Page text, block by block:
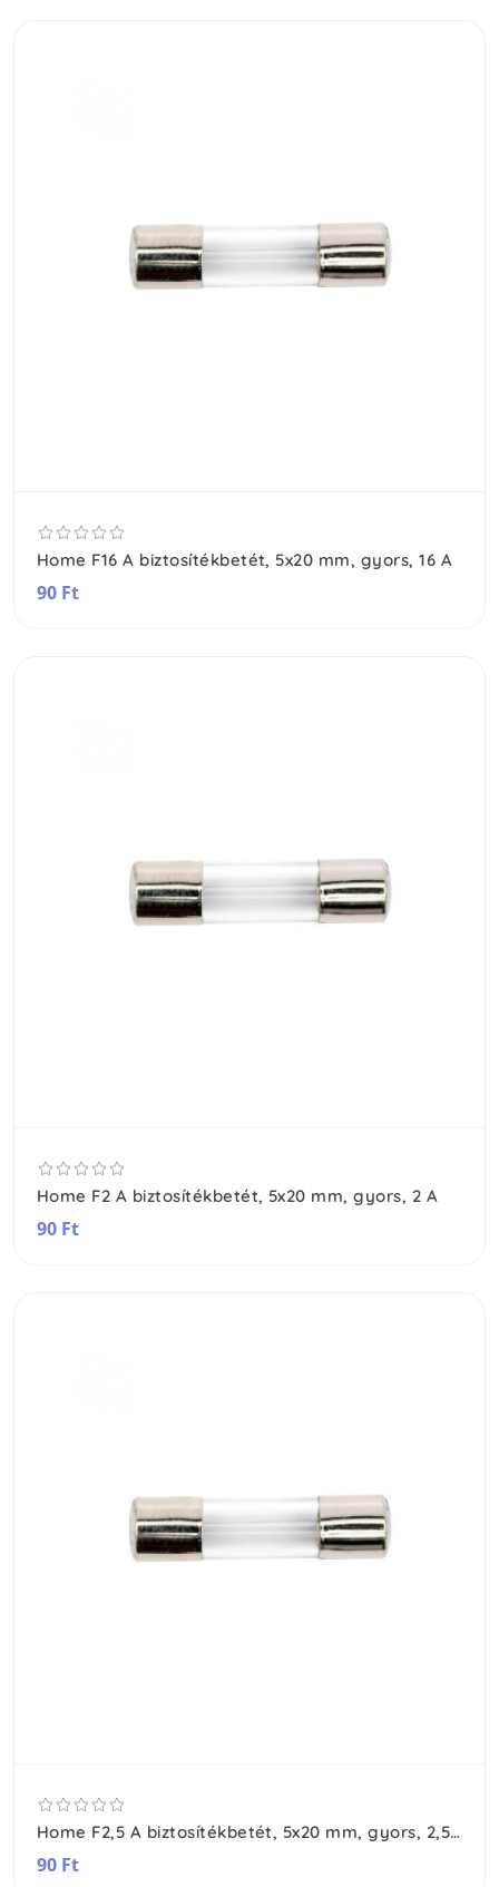
Home F16 A biztosítékbetét, 5x20 mm, gyors, 16 A
90 Ft
Home F2 A biztosítékbetét, 5x20 mm, gyors, 2 A
90 Ft
Home F2,5 A biztosítékbetét, 5x20 mm, gyors, 2,5 A
90 Ft